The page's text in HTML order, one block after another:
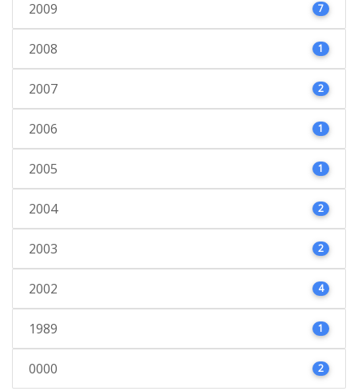
2009 7
2008 1
2007 2
2006 1
2005 1
2004 2
2003 2
2002 4
1989 1
0000 2